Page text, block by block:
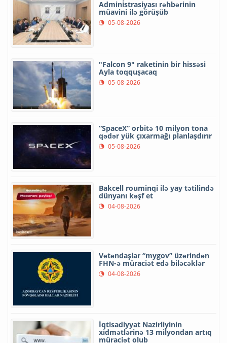
Administrasiyası rəhbərinin
müavini ilə görüşüb
05-08-2026
"Falcon 9" raketinin bir hissəsi
Ayla toqquşacaq
05-08-2026
“SpaceX” orbitə 10 milyon tona
qədər yük çıxarmağı planlaşdırır
05-08-2026
Bakcell rouminqi ilə yay tətilində
dünyanı kəşf et
04-08-2026
Vətəndaşlar “mygov” üzərindən
FHN-ə müraciət edə biləcəklər
04-08-2026
İqtisadiyyat Nazirliyinin
xidmətlərinə 13 milyondan artıq
müraciət olub